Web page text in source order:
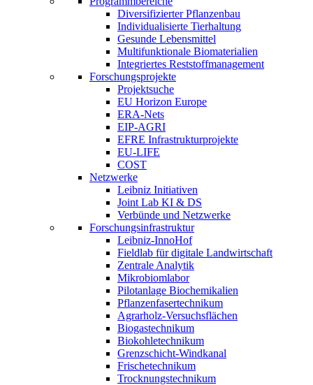
Diversifizierter Pflanzenbau
Individualisierte Tierhaltung
Gesunde Lebensmittel
Multifunktionale Biomaterialien
Integriertes Reststoffmanagement
Forschungsprojekte
Projektsuche
EU Horizon Europe
ERA-Nets
EIP-AGRI
EFRE Infrastrukturprojekte
EU-LIFE
COST
Netzwerke
Leibniz Initiativen
Joint Lab KI & DS
Verbünde und Netzwerke
Forschungsinfrastruktur
Leibniz-InnoHof
Fieldlab für digitale Landwirtschaft
Zentrale Analytik
Mikrobiomlabor
Pilotanlage Biochemikalien
Pflanzenfasertechnikum
Agrarholz-Versuchsflächen
Biogastechnikum
Biokohletechnikum
Grenzschicht-Windkanal
Frischetechnikum
Trocknungstechnikum